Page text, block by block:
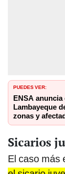
PUEDES VER:
ENSA
Lambayeque
zonas y
Sicarios
El caso más